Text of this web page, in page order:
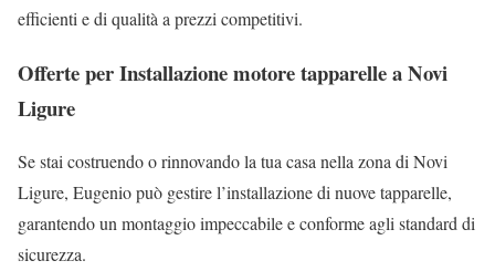
efficienti e di qualità a prezzi competitivi.
Offerte per Installazione motore tapparelle a Novi
Ligure
Se stai costruendo o rinnovando la tua casa nella zona di Novi
Ligure, Eugenio può gestire l’installazione di nuove tapparelle,
garantendo un montaggio impeccabile e conforme agli standard di
sicurezza.